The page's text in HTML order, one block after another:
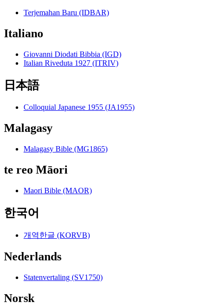
Terjemahan Baru (IDBAR)
Italiano
Giovanni Diodati Bibbia (IGD)
Italian Riveduta 1927 (ITRIV)
日本語
Colloquial Japanese 1955 (JA1955)
Malagasy
Malagasy Bible (MG1865)
te reo Māori
Maori Bible (MAOR)
한국어
개역한글 (KORVB)
Nederlands
Statenvertaling (SV1750)
Norsk